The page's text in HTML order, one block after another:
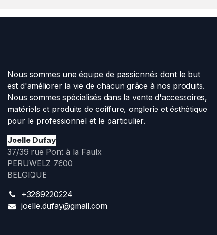
Nous sommes une équipe de passionnés dont le but
est d'améliorer la vie de chacun grâce à nos produits.
Nous sommes spécialisés dans la vente d'accessoires,
matériels et produits de coiffure, onglerie et ésthétique
pour le professionnel et le particulier.
Joelle Dufay
37/39 rue Pont à la Faulx
PERUWELZ 7600
BELGIQUE
+3269220224
joelle.dufay@gmail.com